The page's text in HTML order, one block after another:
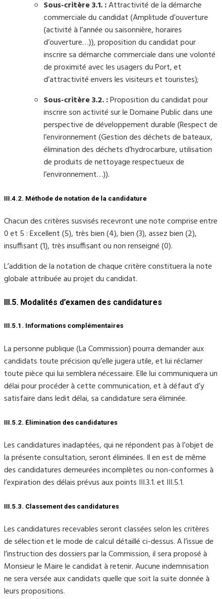
Sous-critère 3.1. :Attractivité de la démarche
commerciale du candidat (Amplitude d’ouverture
(activité à l’année ou saisonnière, horaires
d’ouverture…)), proposition du candidat pour
inscrire sa démarche commerciale dans une volonté
de proximité avec les usagers du Port, et
d’attractivité envers les visiteurs et touristes);
Sous-critère 3.2. :Proposition du candidat pour
inscrire son activité sur le Domaine Public dans une
perspective de développement durable (Respect de
l’environnement (Gestion des déchets de bateaux,
élimination des déchets d’hydrocarbure, utilisation
de produits de nettoyage respectueux de
l’environnement…)).
III.4.2. Méthode de notation de la candidature
Chacun des critères susvisés recevront une note comprise entre
0 et 5 : Excellent (5), très bien (4), bien (3), assez bien (2),
insuffisant (1), très insuffisant ou non renseigné (0).
L’addition de la notation de chaque critère constituera la note
globale attribuée au projet du candidat.
III.5. Modalités d’examen des candidatures
III.5.1. Informations complémentaires
La personne publique (La Commission) pourra demander aux
candidats toute précision qu’elle jugera utile, et lui réclamer
toute pièce qui lui semblera nécessaire. Elle lui communiquera un
délai pour procéder à cette communication, et à défaut d’y
satisfaire dans ledit délai, sa candidature sera éliminée.
III.5.2. Élimination des candidatures
Les candidatures inadaptées, qui ne répondent pas à l’objet de
la présente consultation, seront éliminées. Il en est de même
des candidatures demeurées incomplètes ou non-conformes à
l’expiration des délais prévus aux points III.3.1. et III.5.1.
III.5.3. Classement des candidatures
Les candidatures recevables seront classées selon les critères
de sélection et le mode de calcul détaillé ci-dessus. A l’issue de
l’instruction des dossiers par la Commission, il sera proposé à
Monsieur le Maire le candidat à retenir. Aucune indemnisation
ne sera versée aux candidats quelle que soit la suite donnée à
leurs propositions.